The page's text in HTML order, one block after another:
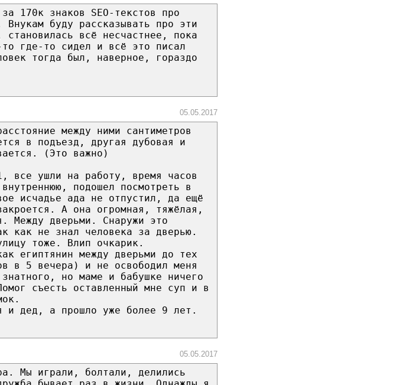
170к знаков SEO-текстов про
буду рассказывать про эти
всё несчастнее, пока
где-то сидел и всё это писал
тогда был, наверное, гораздо
05.05.2017
между ними сантиметров
в подъезд, другая дубовая и
(Это важно)
все ушли на работу, время часов
подошел посмотреть в
исчадье ада не отпустил, да ещё
А она огромная, тяжёлая,
Между дверьми. Снаружи это
как не знал человека за дверью.
тоже. Влип очкарик.
египтянин между дверьми до тех
в 5 вечера) и не освободил меня
но маме и бабушке ничего
съесть оставленный мне суп и в
и дед, а прошло уже более 9 лет.
05.05.2017
Мы играли, болтали, делились